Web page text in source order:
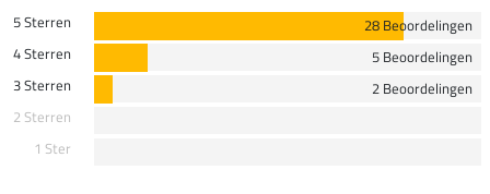
5 Sterren
28 Beoordelingen
4 Sterren
5 Beoordelingen
3 Sterren
2 Beoordelingen
2 Sterren
1 Ster